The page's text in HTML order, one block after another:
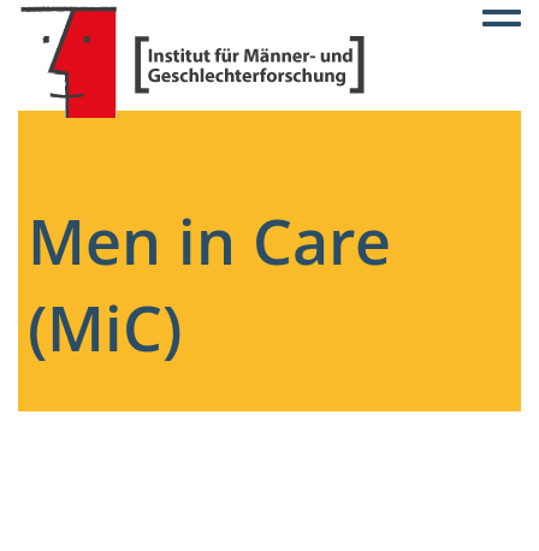
Men in Care
(MiC)